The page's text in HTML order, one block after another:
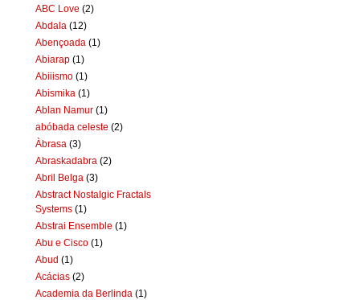
ABC Love (2)
Abdala (12)
Abençoada (1)
Abiarap (1)
Abiiismo (1)
Abismika (1)
Ablan Namur (1)
abóbada celeste (2)
Àbrasa (3)
Abraskadabra (2)
Abril Belga (3)
Abstract Nostalgic Fractals
Systems (1)
Abstrai Ensemble (1)
Abu e Cisco (1)
Abud (1)
Acácias (2)
Academia da Berlinda (1)